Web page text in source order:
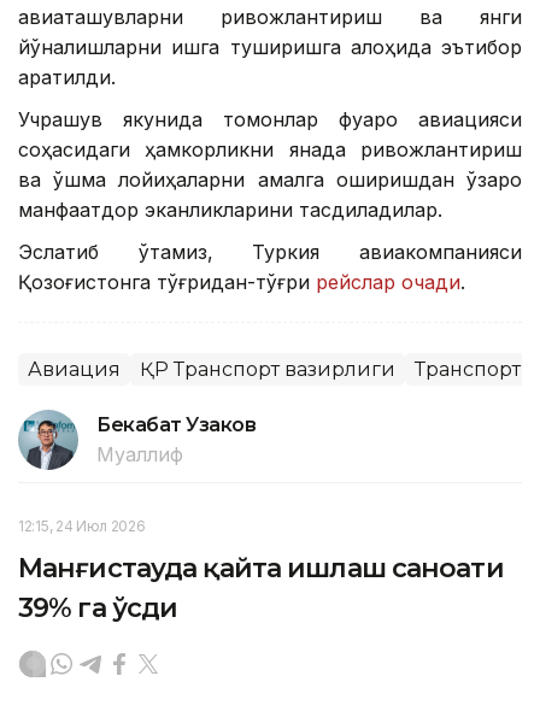
авиаташувларни ривожлантириш ва янги
йўналишларни ишга туширишга алоҳида эътибор
қаратилди.
Учрашув якунида томонлар фуқаро авиацияси
соҳасидаги ҳамкорликни янада ривожлантириш
ва қўшма лойиҳаларни амалга оширишдан ўзаро
манфаатдор эканликларини тасдиқладилар.
Эслатиб ўтамиз, Туркия авиакомпанияси
Қозоғистонга тўғридан-тўғри рейслар очади.
Авиация ҚР Транспорт вазирлиги Транспорт
Бекабат Узаков
Муаллиф
12:15, 24 Июл 2026
Манғистауда қайта ишлаш саноати
39% га ўсди